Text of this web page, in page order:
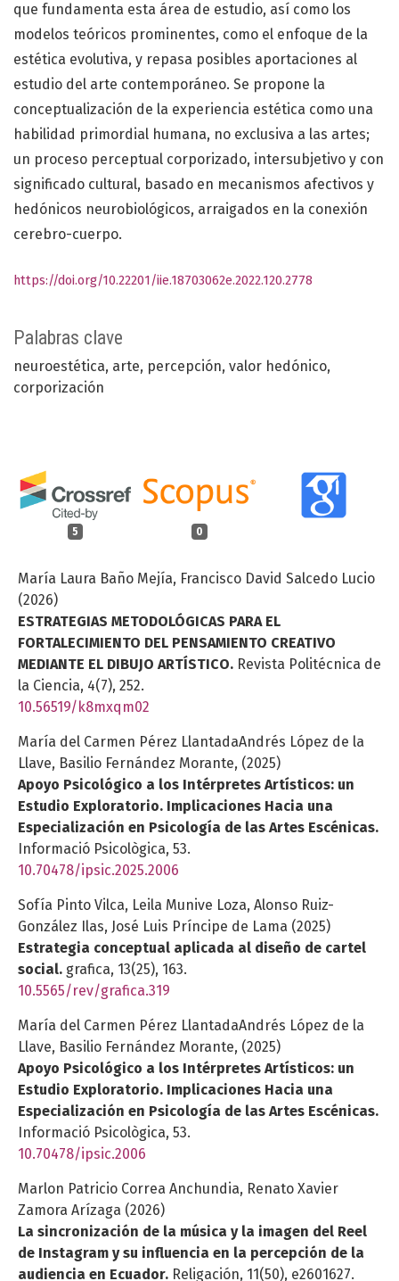
Palabras clave
neuroestética arte percepción valor hedónico
corporización
5 0
María Laura Baño Mejía, Francisco David Salcedo Lucio
(2026)
ESTRATEGIAS METODOLÓGICAS PARA EL
FORTALECIMIENTO DEL PENSAMIENTO CREATIVO
MEDIANTE EL DIBUJO ARTÍSTICO. Revista Politécnica de
la Ciencia, 4(7), 252.
10.56519/k8mxqm02
María del Carmen Pérez LlantadaAndrés López de la
Llave, Basilio Fernández Morante, (2025)
Apoyo Psicológico a los Intérpretes Artísticos: un
Estudio Exploratorio. Implicaciones Hacia una
Especialización en Psicología de las Artes Escénicas.
Informació Psicològica, 53.
10.70478/ipsic.2025.2006
Sofía Pinto Vilca, Leila Munive Loza, Alonso Ruiz-
González Ilas, José Luis Príncipe de Lama (2025)
Estrategia conceptual aplicada al diseño de cartel
social. grafica, 13(25), 163.
10.5565/rev/grafica.319
María del Carmen Pérez LlantadaAndrés López de la
Llave, Basilio Fernández Morante, (2025)
Apoyo Psicológico a los Intérpretes Artísticos: un
Estudio Exploratorio. Implicaciones Hacia una
Especialización en Psicología de las Artes Escénicas.
Informació Psicològica, 53.
10.70478/ipsic.2006
Marlon Patricio Correa Anchundia, Renato Xavier
Zamora Arízaga (2026)
La sincronización de la música y la imagen del Reel
de Instagram y su influencia en la percepción de la
audiencia en Ecuador. Religación, 11(50), e2601627.
que fundamenta esta área de estudio, así como los
modelos teóricos prominentes, como el enfoque de la
estética evolutiva, y repasa posibles aportaciones al
estudio del arte contemporáneo. Se propone la
conceptualización de la experiencia estética como una
habilidad primordial humana, no exclusiva a las artes;
un proceso perceptual corporizado, intersubjetivo y con
significado cultural, basado en mecanismos afectivos y
hedónicos neurobiológicos, arraigados en la conexión
cerebro-cuerpo.
https://doi.org/10.22201/iie.18703062e.2022.120.2778